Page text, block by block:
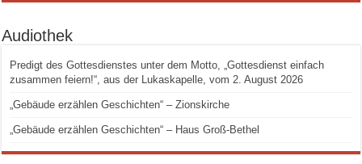
Audiothek
Predigt des Gottesdienstes unter dem Motto, „Gottesdienst einfach
zusammen feiern!“, aus der Lukaskapelle, vom 2. August 2026
„Gebäude erzählen Geschichten“ – Zionskirche
„Gebäude erzählen Geschichten“ – Haus Groß-Bethel